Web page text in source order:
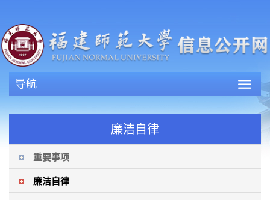
导航
廉洁自律
重要事项
廉洁自律